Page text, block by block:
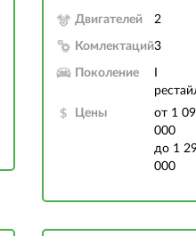
Двигателей 2
Комлектаций3
Поколение
Цены
от 1
000
до 1
000